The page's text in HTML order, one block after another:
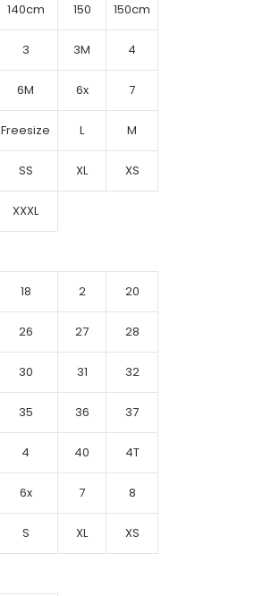
140cm 150 150cm
3 3M 4
6M 6x 7
Freesize L M
SS XL XS
XXXL
18 2 20
26 27 28
30 31 32
35 36 37
4 40 4T
6x 7 8
S XL XS